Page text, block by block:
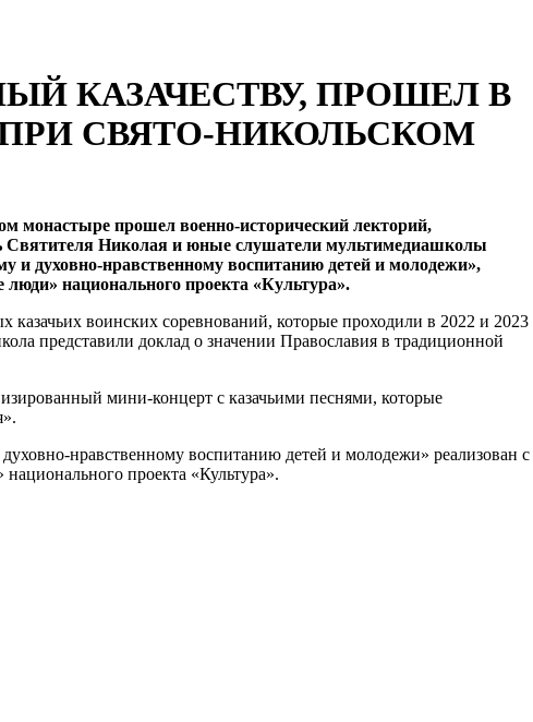
КАЗАЧЕСТВУ, ПРОШЕЛ В
СВЯТО-НИКОЛЬСКОМ
монастыре прошел военно-исторический лекторий,
Святителя Николая и юные слушатели мультимедиашколы
и духовно-нравственному воспитанию детей и молодежи»,
национального проекта «Культура».
воинских соревнований, которые проходили в 2022 и 2023
представили доклад о значении Православия в традиционной
мини-концерт с казачьими песнями, которые
нравственному воспитанию детей и молодежи» реализован с
проекта «Культура».